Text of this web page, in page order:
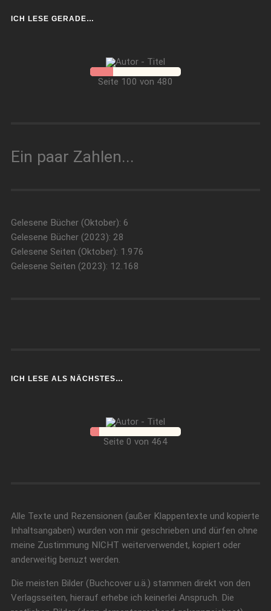
ICH LESE GERADE…
Seite 100 von 480
Ein paar Zahlen...
Gelesene Bücher (Oktober): 6
Gelesene Bücher (2023): 28
Gelesene Seiten (Oktober): 1.976
Gelesene Seiten (2023): 12.168
ICH LESE ALS NÄCHSTES…
Seite 0 von 464
Alle Texte und Rezensionen (außer Klappentexte und kopierte
Inhaltsangaben) wurden von mir geschrieben und dürfen ohne
meine Zustimmung NICHT weiterverwendet, kopiert oder
anderweitig benuzt werden.
Die meisten Bilder (Buchcover u.ä.) stammen direkt von den
Verlagsseiten, hierauf erhebe ich keinerlei Anspruch. Die